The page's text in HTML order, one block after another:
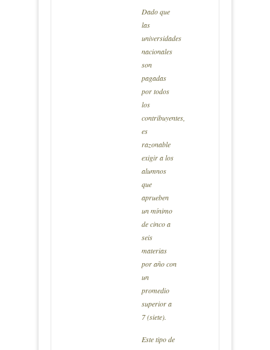
Dado que
las
universidades
nacionales
son
pagadas
por todos
los
contribuyentes,
es
razonable
exigir a los
alumnos
que
aprueben
un mínimo
de cinco a
seis
materias
por año con
un
promedio
superior a
7 (siete).
Este tipo de